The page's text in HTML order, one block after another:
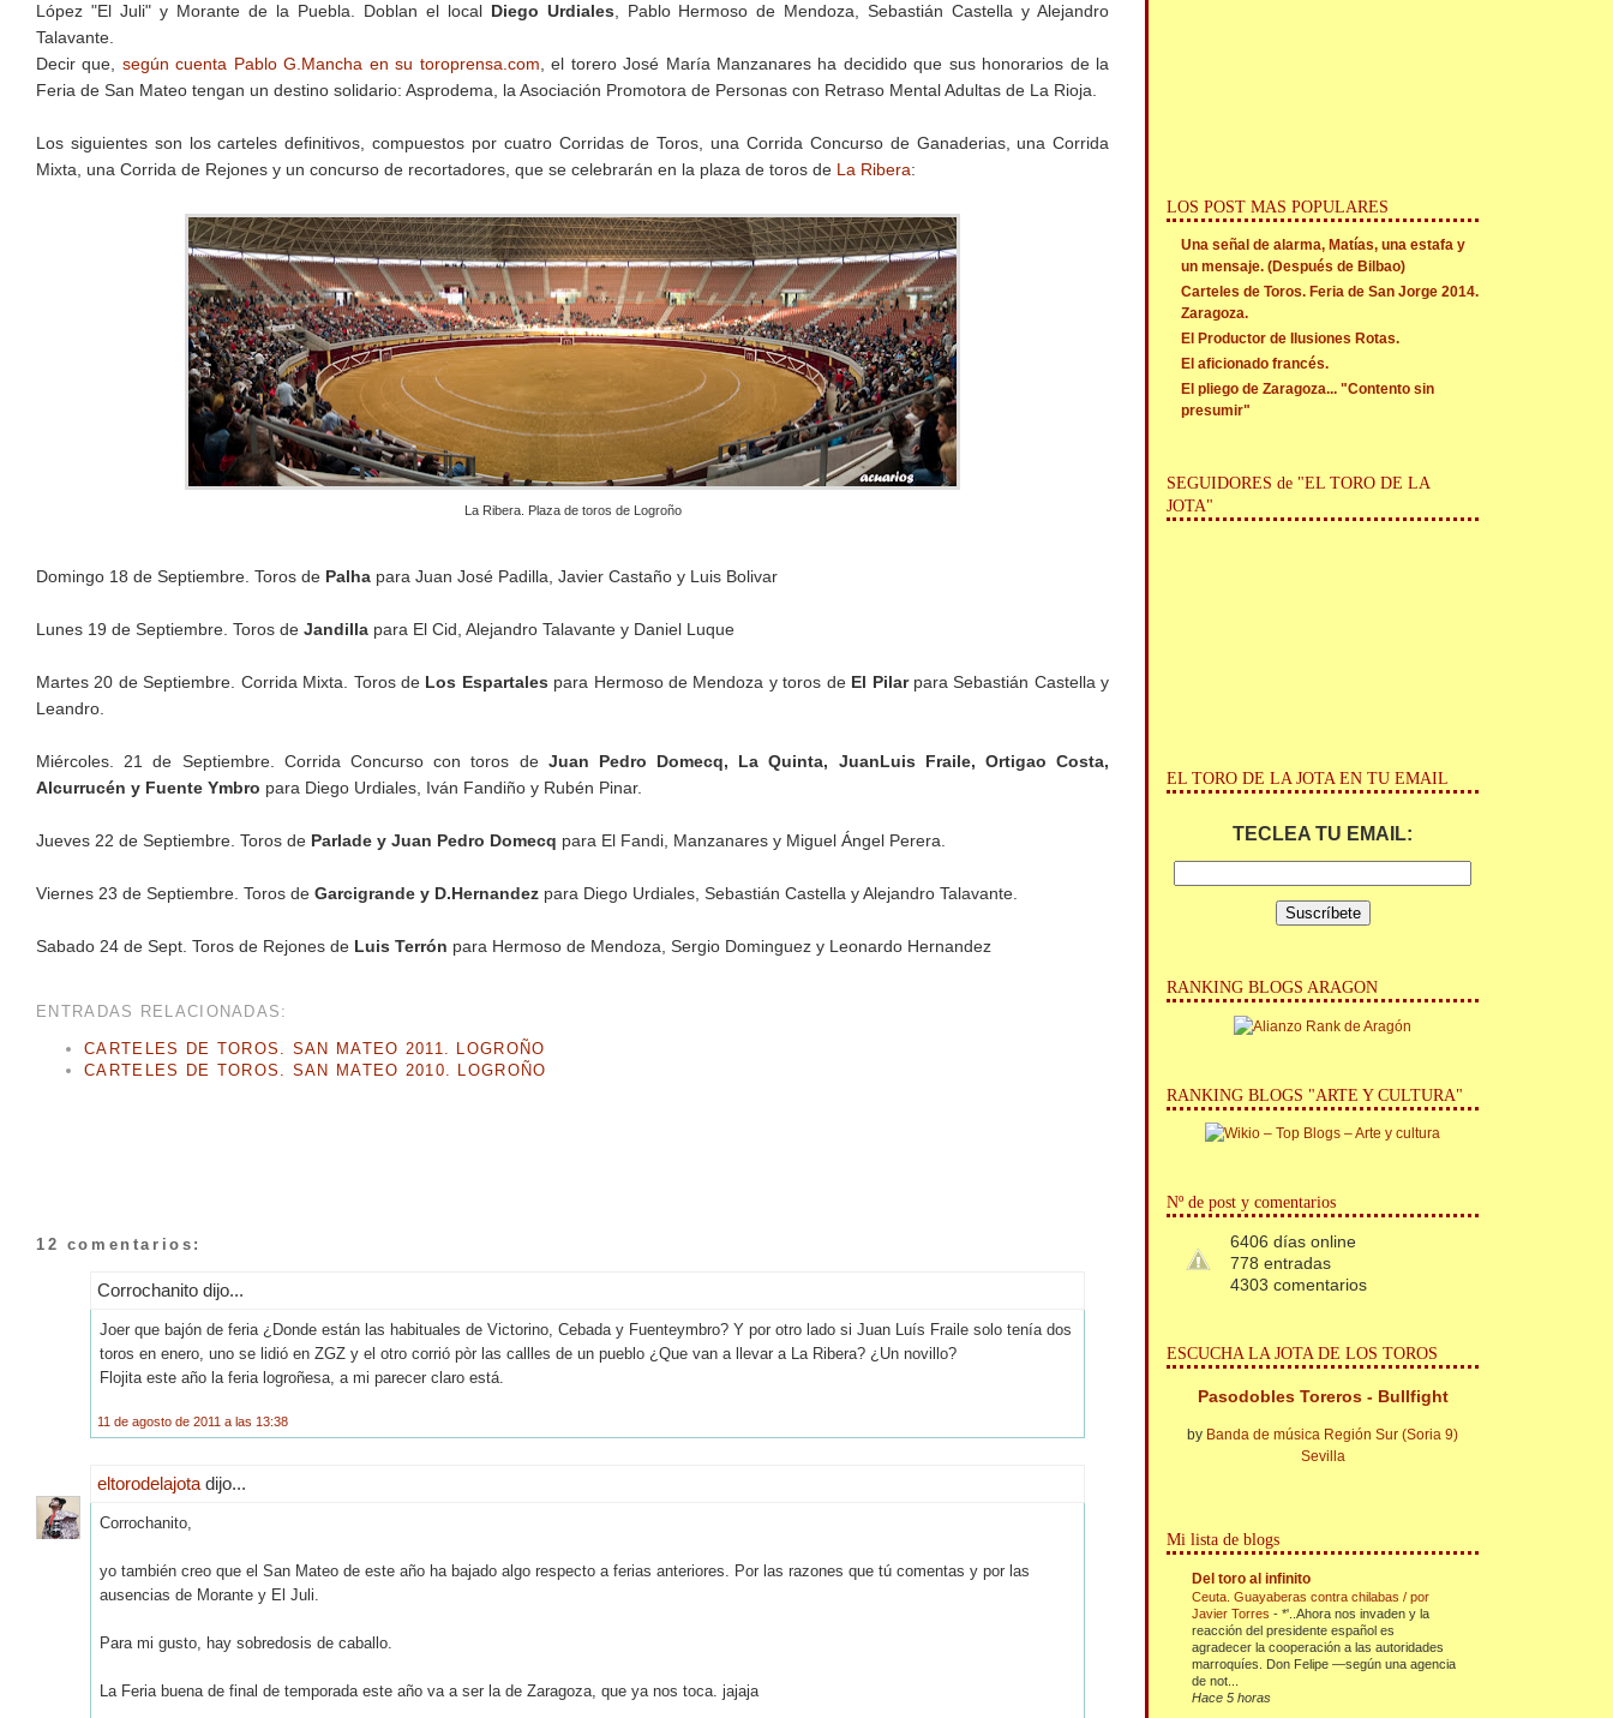
López "El Juli" y Morante de la Puebla. Doblan el local Diego Urdiales , Pablo Hermoso de Mendoza, Sebastián Castella y Alejandro
Talavante.
Decir que, según cuenta Pablo G.Mancha en su toroprensa.com , el torero José María Manzanares ha decidido que sus honorarios de la
Feria de San Mateo tengan un destino solidario: Asprodema, la Asociación Promotora de Personas con Retraso Mental Adultas de La Rioja.
Los siguientes son los carteles definitivos, compuestos por cuatro Corridas de Toros, una Corrida Concurso de Ganaderias, una Corrida
Mixta, una Corrida de Rejones y un concurso de recortadores, que se celebrarán en la plaza de toros de La Ribera:
La Ribera. Plaza de toros de Logroño
Domingo 18 de Septiembre. Toros de Palha para Juan José Padilla, Javier Castaño y Luis Bolivar
Lunes 19 de Septiembre. Toros de Jandilla para El Cid, Alejandro Talavante y Daniel Luque
Martes 20 de Septiembre. Corrida Mixta. Toros de Los Espartales para Hermoso de Mendoza y toros de El Pilarpara Sebastián Castella y
Leandro.
Miércoles. 21 de Septiembre. Corrida Concurso con toros de Juan Pedro Domecq, La Quinta, JuanLuis Fraile, Ortigao Costa,
Alcurrucén y Fuente Ymbro para Diego Urdiales, Iván Fandiño y Rubén Pinar.
Jueves 22 de Septiembre. Toros de Parlade y Juan Pedro Domecq para El Fandi, Manzanares y Miguel Ángel Perera.
Viernes 23 de Septiembre. Toros de Garcigrande y D.Hernandez para Diego Urdiales, Sebastián Castella y Alejandro Talavante.
Sabado 24 de Sept. Toros de Rejones de Luis Terrón para Hermoso de Mendoza, Sergio Dominguez y Leonardo Hernandez
ENTRADAS RELACIONADAS:
CARTELES DE TOROS. SAN MATEO 2011. LOGROÑO
CARTELES DE TOROS. SAN MATEO 2010. LOGROÑO
12 comentarios:
Corrochanito dijo...
Joer que bajón de feria ¿Donde están las habituales de Victorino, Cebada y Fuenteymbro? Y por otro lado si Juan Luís Fraile solo tenía dos
toros en enero, uno se lidió en ZGZ y el otro corrió pòr las callles de un pueblo ¿Que van a llevar a La Ribera? ¿Un novillo?
Flojita este año la feria logroñesa, a mi parecer claro está.
11 de agosto de 2011 a las 13:38
eltorodelajota dijo...
Corrochanito,
yo también creo que el San Mateo de este año ha bajado algo respecto a ferias anteriores. Por las razones que tú comentas y por las
ausencias de Morante y El Juli.
Para mi gusto, hay sobredosis de caballo.
La Feria buena de final de temporada este año va a ser la de Zaragoza, que ya nos toca. jajaja
LOS POST MAS POPULARES
Una señal de alarma, Matías, una estafa y
un mensaje. (Después de Bilbao)
Carteles de Toros. Feria de San Jorge 2014.
Zaragoza.
El Productor de Ilusiones Rotas.
El aficionado francés.
El pliego de Zaragoza... "Contento sin
presumir"
SEGUIDORES de "EL TORO DE LA
JOTA"
EL TORO DE LA JOTA EN TU EMAIL
TECLEA TU EMAIL:
RANKING BLOGS ARAGON
RANKING BLOGS "ARTE Y CULTURA"
Nº de post y comentarios
6406 días online
778 entradas
4303 comentarios
ESCUCHA LA JOTA DE LOS TOROS
Pasodobles Toreros - Bullfight
by Banda de música Región Sur (Soria 9)
Sevilla
Mi lista de blogs
Del toro al infinito
Ceuta. Guayaberas contra chilabas / por
Javier Torres-*'..Ahora nos invaden y la
reacción del presidente español es
agradecer la cooperación a las autoridades
marroquíes. Don Felipe —según una agencia
de not...
Hace 5 horas